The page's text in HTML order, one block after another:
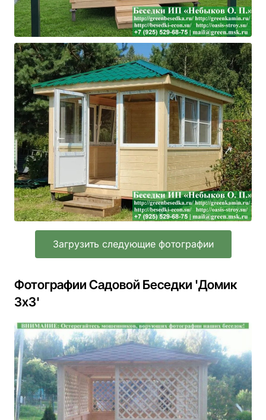
Загрузить следующие фотографии
Фотографии Садовой Беседки 'Домик
3х3'